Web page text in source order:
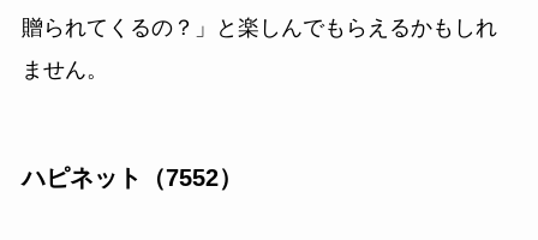
贈られてくるの？」と楽しんでもらえるかもしれ
ません。
ハピネット（7552）